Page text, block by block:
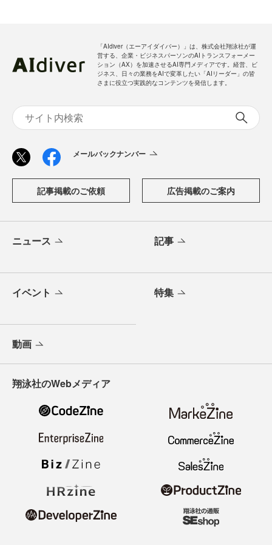
「AIdiver（エーアイダイバー）」は、株式会社翔泳社が運
営する、企業・ビジネスパーソンのAIトランスフォーメー
ション（AX）を加速させるAI専門メディアです。経営、ビ
ジネス、日々の業務をAIで変革したい「AIリーダー」の皆
さまに役立つ実践的なコンテンツを発信します。
メールバックナンバー
記事掲載のご依頼 広告掲載のご案内
ニュース 記事
イベント 特集
動画
翔泳社のWebメディア